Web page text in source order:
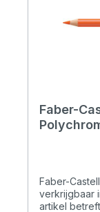
Faber-
Faber-
verkrijgbaar
artikel